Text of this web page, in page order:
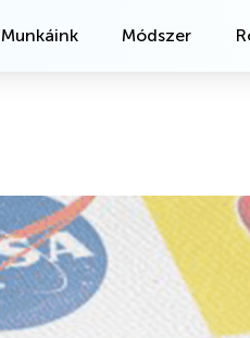
Munkáink Módszer